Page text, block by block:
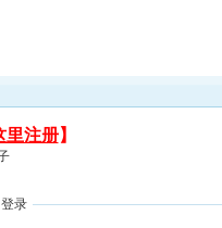
里注册】
登录